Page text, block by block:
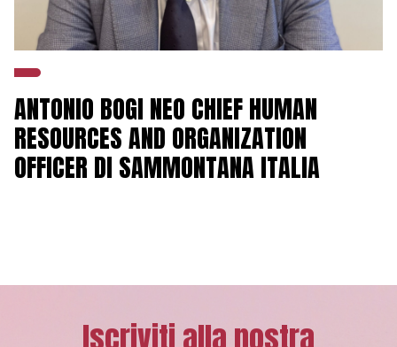
ANTONIO BOGI NEO CHIEF HUMAN
RESOURCES AND ORGANIZATION
OFFICER DI SAMMONTANA ITALIA
Iscriviti alla nostra